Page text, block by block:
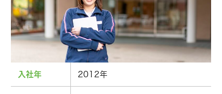
入社年 2012年